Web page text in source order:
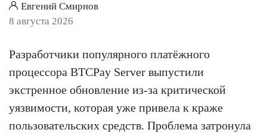
Евгений Смирнов
8 августа 2026
Разработчики популярного платёжного
процессора BTCPay Server выпустили
экстренное обновление из-за критической
уязвимости, которая уже привела к краже
пользовательских средств. Проблема затронула